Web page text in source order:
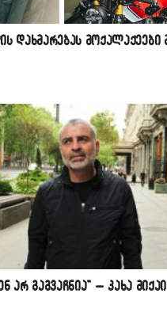
დახმარებას მოქალაქეები
არ გაგვაჩნია” – კახა